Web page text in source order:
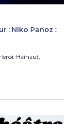
: Niko Panoz :
Hainaut,